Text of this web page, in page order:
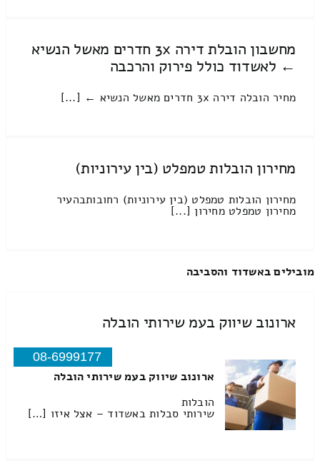
מחשבון הובלת דירה 3x חדרים מאשל הנשיא
← לאשדוד כולל פירוק והרכבה
מחיר הובלה דירה 3x חדרים מאשל הנשיא ← [...]
מחירון הובלות טמפלט (בין עירוניות)
מחירון הובלות טמפלט (בין עירוניות) רחובותבהעיר
מחירון טמפלט מחירון [...]
מובילים באשדוד והסביבה
ארונוב שיווק בעמ שירותי הובלה
08-6999177
ארונוב שיווק בעמ שירותי הובלה
הובלות
שירותי סבלות באשדוד – אצל איזו […]